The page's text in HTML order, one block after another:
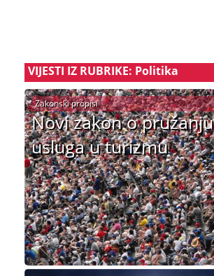
VIJESTI IZ RUBRIKE: Politika
Novi zakon o pružanju
usluga u turizmu
Zakonski propisi